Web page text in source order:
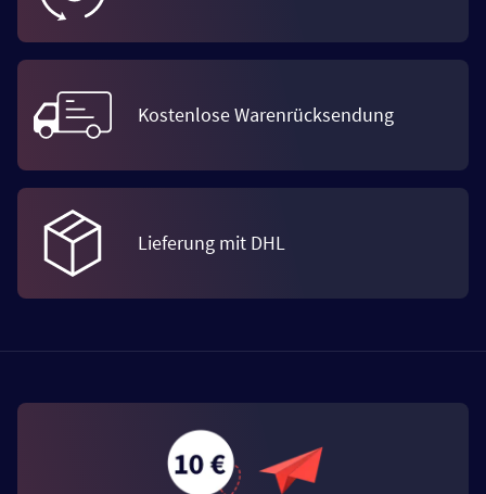
Kostenlose Warenrücksendung
Lieferung mit DHL